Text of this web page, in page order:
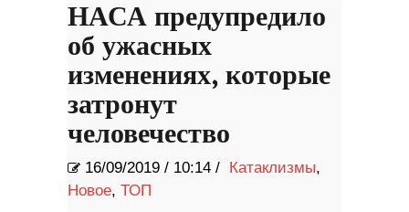
НАСА предупредило
об ужасных
изменениях, которые
затронут
человечество
16/09/2019 / 10:14 / Катаклизмы,
Новое, ТОП